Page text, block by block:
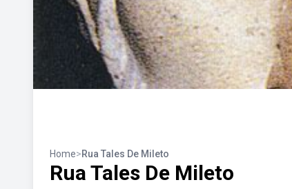
Home>Rua Tales De Mileto
Rua Tales De Mileto